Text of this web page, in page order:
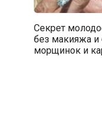
Секрет
без макияжа и
морщинок и